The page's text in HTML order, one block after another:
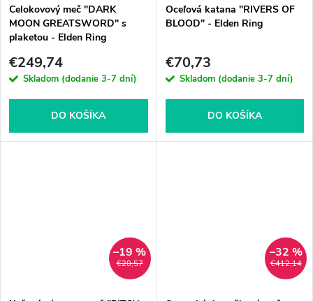
Celokovový meč "DARK
MOON GREATSWORD" s
plaketou - Elden Ring
€249,74
Skladom (dodanie 3-7 dní)
DO KOŠÍKA
Oceľová katana "RIVERS OF
BLOOD" - Elden Ring
€70,73
Skladom (dodanie 3-7 dní)
DO KOŠÍKA
€20,57
–19 %
€412,14
–32 %